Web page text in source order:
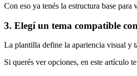
Con eso ya tenés la estructura base para
3. Elegí un tema compatible
La plantilla define la apariencia visual y
Si querés ver opciones, en este artículo